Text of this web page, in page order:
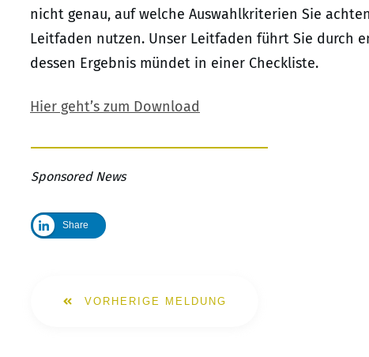
nicht genau, auf welche Auswahlkriterien Sie
Leitfaden nutzen. Unser Leitfaden führt Sie durch
dessen Ergebnis mündet in einer Checkliste.
Hier geht’s zum Download
Sponsored News
Share
VORHERIGE MELDUNG